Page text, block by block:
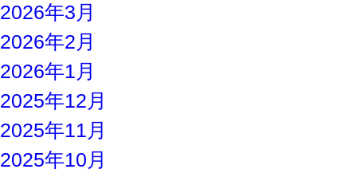
2026年3月
2026年2月
2026年1月
2025年12月
2025年11月
2025年10月